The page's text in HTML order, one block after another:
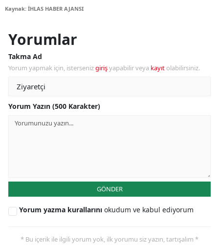
Kaynak: İHLAS HABER AJANSI
Yorumlar
Takma Ad
Yorum yapmak için, istersenizgirişyapabilir veya kayıt olabilirsiniz.
Yorum Yazın (500 Karakter)
GÖNDER
Yorum yazma kurallarını okudum ve kabul ediyorum
* Bu içerik ile ilgili yorum yok, ilk yorumu siz yazın, tartışalım *